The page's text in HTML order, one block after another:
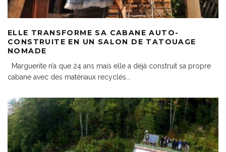
ELLE TRANSFORME SA CABANE AUTO-
CONSTRUITE EN UN SALON DE TATOUAGE
NOMADE
Marguerite n’a que 24 ans mais elle a déjà construit sa propre
cabane avec des matériaux recyclés